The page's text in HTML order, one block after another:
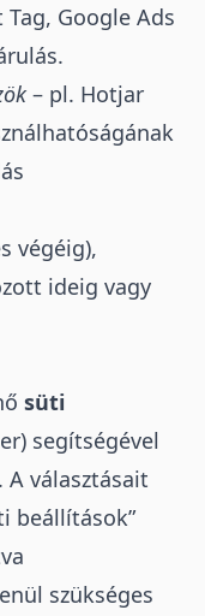
Google Ads
– pl. Hotjar
végéig),
ideig vagy
süti
segítségével
választásait
beállítások”
szükséges